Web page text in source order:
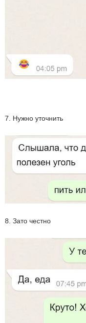
7. Нужно уточнить
8. Зато честно